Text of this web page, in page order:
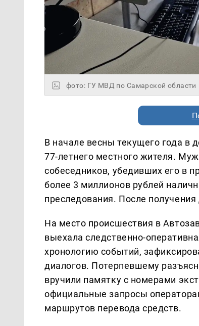
фото: ГУ МВД по Самарской области
В начале весны текущего года в
77-летнего местного жителя.
собеседников, убедивших его в
более 3 миллионов рублей
преследования. После
На место происшествия в
выехала следственно-
хронологию событий,
диалогов. Потерпевшему
вручили памятку с номерами
официальные запросы
маршрутов перевода средств.